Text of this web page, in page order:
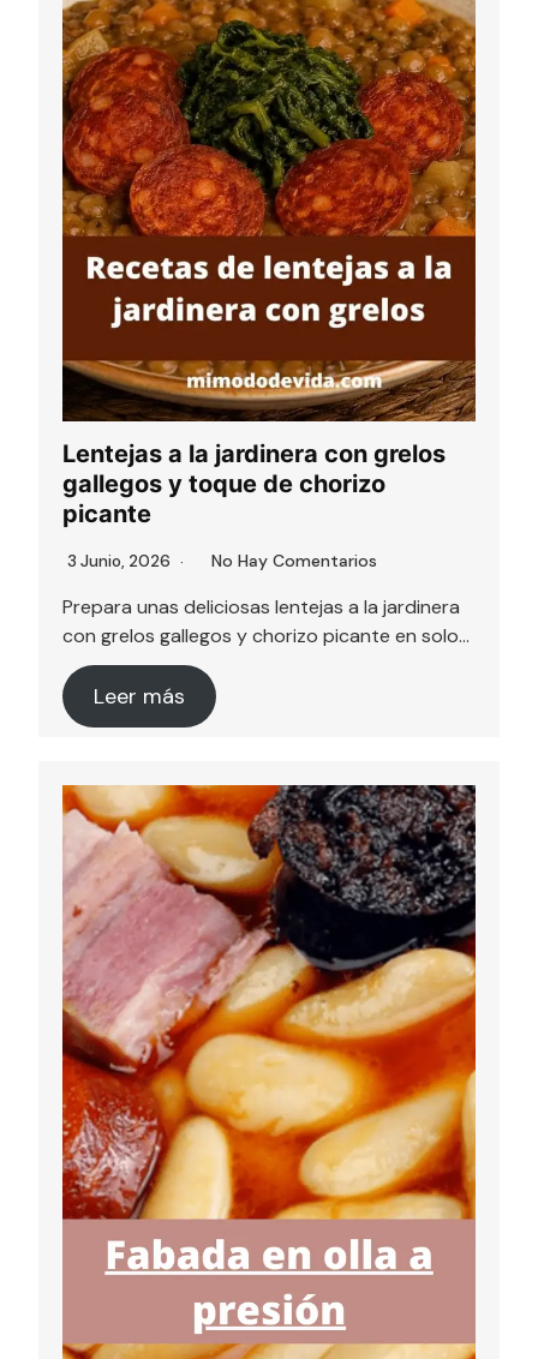
Lentejas a la jardinera con grelos
gallegos y toque de chorizo
picante
3 Junio, 2026 No Hay Comentarios
Prepara unas deliciosas lentejas a la jardinera
con grelos gallegos y chorizo picante en solo…
Leer más